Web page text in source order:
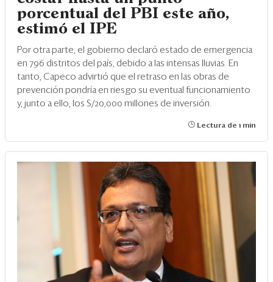
Edición Impresa
porcentual del PBI este año,
estimó el IPE
Por otra parte, el gobierno declaró estado de emergencia
en 796 distritos del país, debido a las intensas lluvias. En
tanto, Capeco advirtió que el retraso en las obras de
prevención pondría en riesgo su eventual funcionamiento
y, junto a ello, los S/20,000 millones de inversión.
Lectura de 1 min